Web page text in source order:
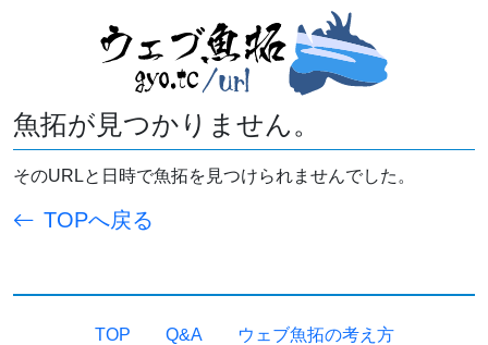
魚拓が見つかりません。
そのURLと日時で魚拓を見つけられませんでした。
TOPへ戻る
TOP Q&A ウェブ魚拓の考え方